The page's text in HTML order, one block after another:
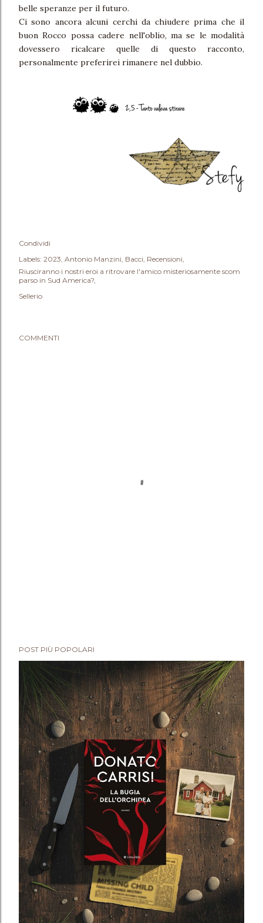
belle speranze per il futuro.
Ci sono ancora alcuni cerchi da chiudere prima che il
buon Rocco possa cadere nell'oblio, ma se le modalità
dovessero ricalcare quelle di questo racconto,
personalmente preferirei rimanere nel dubbio.
Condividi
Labels: 2023 Antonio Manzini Bacci Recensioni
Riusciranno i nostri eroi a ritrovare l'amico misteriosamente scom
parso in Sud America?
Sellerio
COMMENTI
POST PIÙ POPOLARI